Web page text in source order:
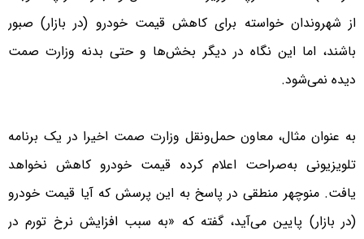
از شهروندان خواسته برای کاهش قیمت خودرو (در بازار) صبور
باشند، اما این نگاه در دیگر بخش‌ها و حتی بدنه وزارت صمت
دیده نمی‌شود.
به عنوان مثال، معاون حمل‌و‌نقل وزارت صمت اخیرا در یک برنامه
تلویزیونی به‌صراحت اعلام کرده قیمت خودرو کاهش نخواهد
یافت. منوچهر منطقی در پاسخ به این پرسش که آیا قیمت خودرو
(در بازار) پایین می‌آید، گفته که «به سبب افزایش نرخ تورم در